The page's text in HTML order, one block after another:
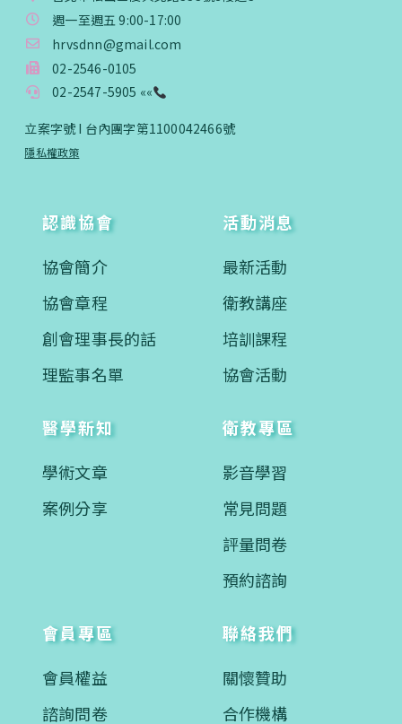
週一至週五 9:00-17:00
hrvsdnn@gmail.com
02-2546-0105
02-2547-5905 ««
立案字號 I 台內團字第1100042466號
隱私權政策
認識協會
協會簡介
協會章程
創會理事長的話
理監事名單
活動消息
最新活動
衛教講座
培訓課程
協會活動
醫學新知
學術文章
案例分享
衛教專區
影音學習
常見問題
評量問卷
預約諮詢
會員專區
會員權益
諮詢問卷
聯絡我們
關懷贊助
合作機構